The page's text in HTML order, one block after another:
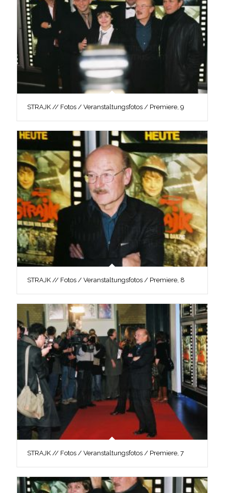
STRAJK // Fotos / Veranstaltungsfotos / Premiere, 9
STRAJK // Fotos / Veranstaltungsfotos / Premiere, 8
STRAJK // Fotos / Veranstaltungsfotos / Premiere, 7